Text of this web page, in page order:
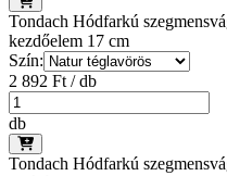
Tondach Hódfarkú
kezdőelem 17 cm
Szín:
2 892 Ft / db
db
Tondach Hódfarkú